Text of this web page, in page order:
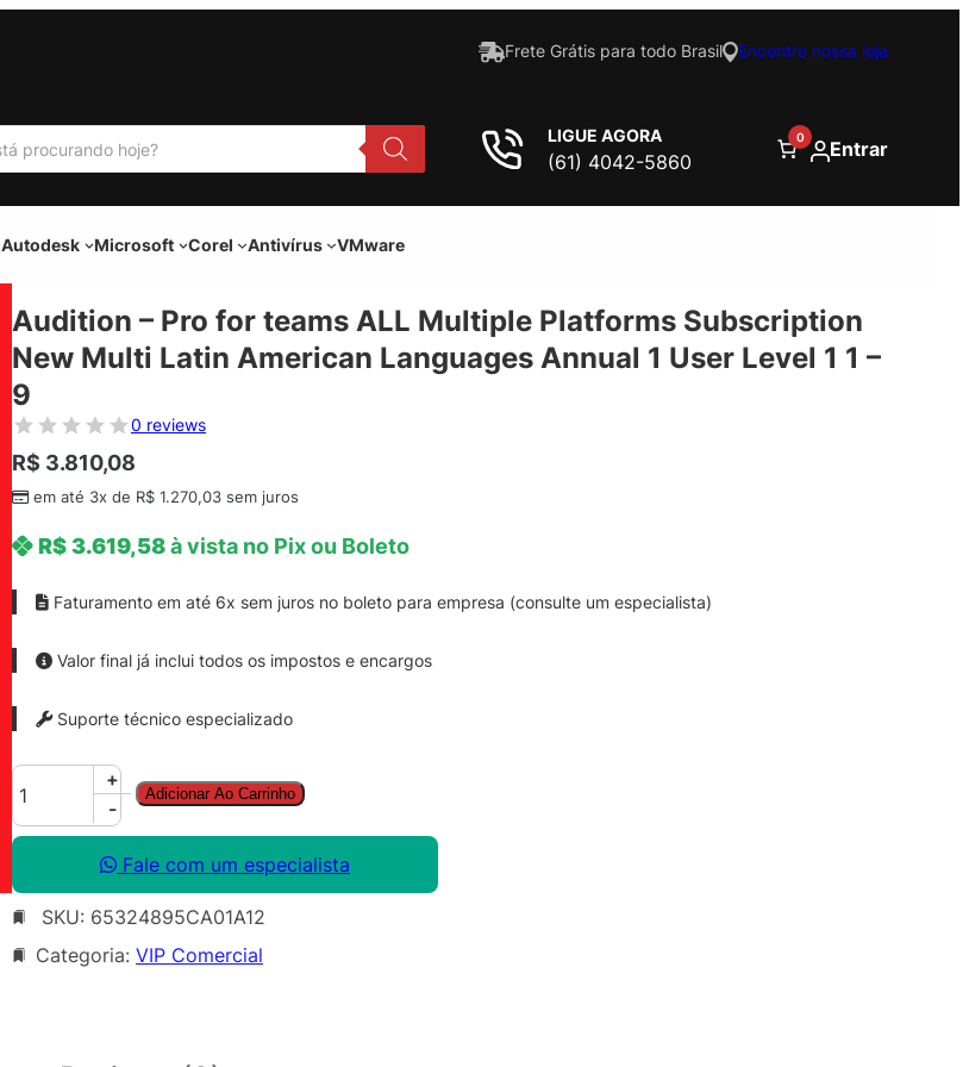
Frete Grátis para todo Brasil Encontre nossa loja
LIGUE AGORA
(61) 4042-5860
0 Entrar
Autodesk Microsoft Corel Antivírus VMware
Audition – Pro for teams ALL Multiple Platforms Subscription
New Multi Latin American Languages Annual 1 User Level 1 1 –
9
0 reviews
R$ 3.810,08
em até 3x de R$ 1.270,03 sem juros
R$3.619,58à vista no Pix ou Boleto
Faturamento em até 6x sem juros no boleto para empresa (consulte um especialista)
Valor final já inclui todos os impostos e encargos
Suporte técnico especializado
A
d
t
i
o
+
-
Adicionar Ao Carrinho
Fale com um especialista
SKU: 65324895CA01A12
Categoria: VIP Comercial